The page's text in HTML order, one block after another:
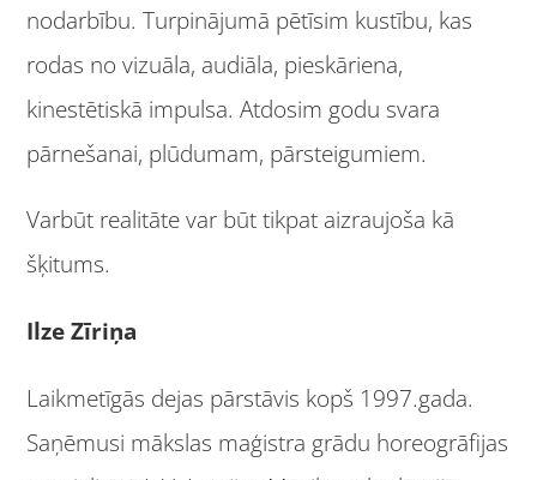
nodarbību. Turpinājumā pētīsim kustību, kas
rodas no vizuāla, audiāla, pieskāriena,
kinestētiskā impulsa. Atdosim godu svara
pārnešanai, plūdumam, pārsteigumiem.
Varbūt realitāte var būt tikpat aizraujoša kā
šķitums.
Ilze Zīriņa
Laikmetīgās dejas pārstāvis kopš 1997.gada.
Saņēmusi mākslas maģistra grādu horeogrāfijas